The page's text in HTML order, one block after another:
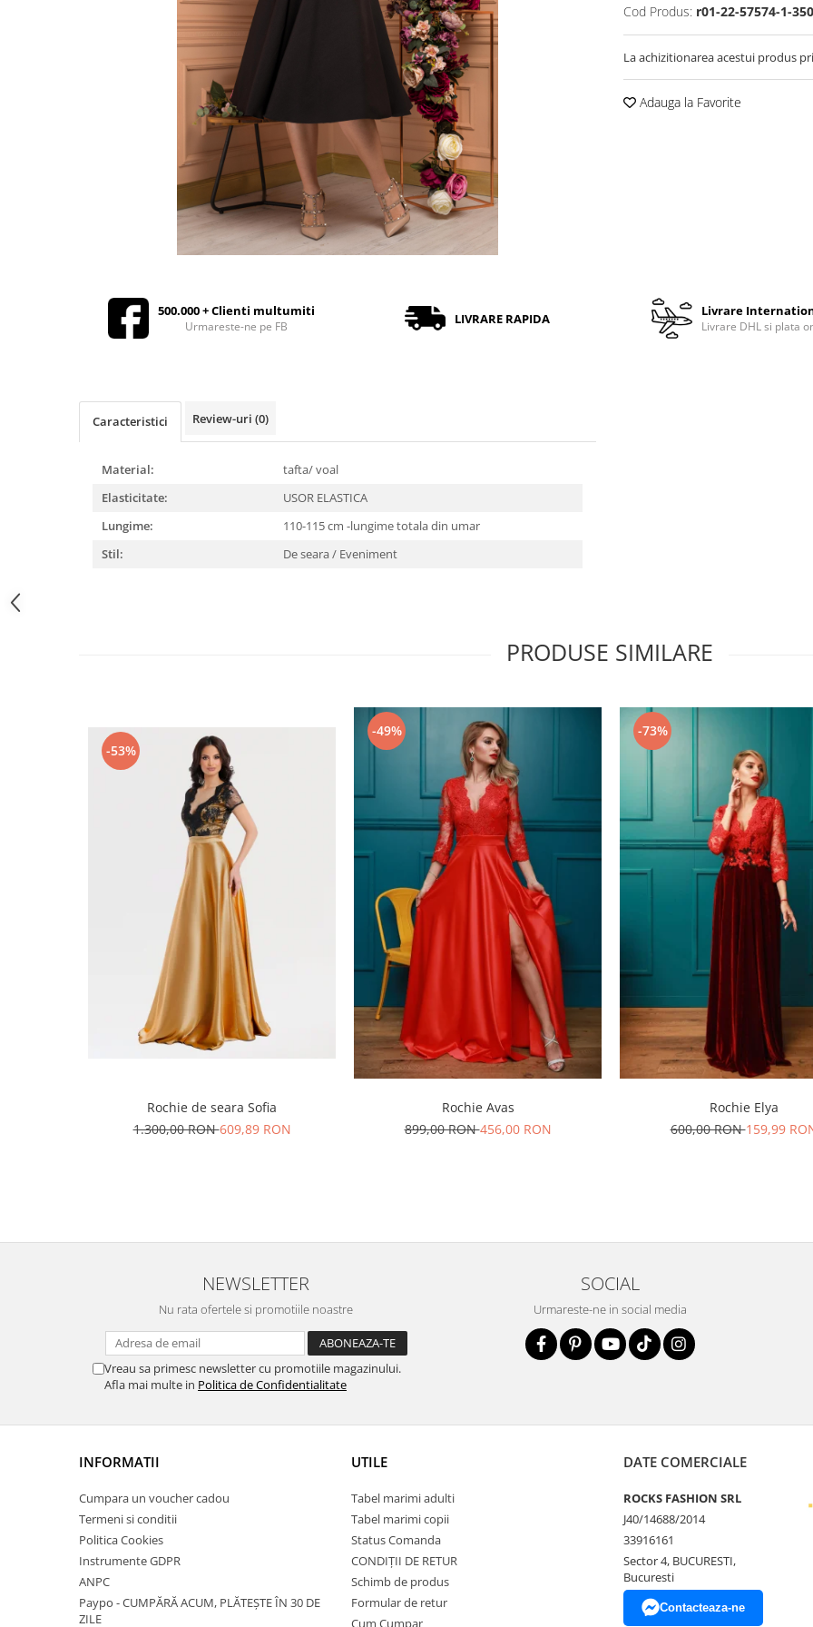
Cod Produs: r01-22-57574-1-
La achizitionarea acestui produs
Adauga la Favorite
500.000 + Clienti multumiti
Urmareste-ne pe FB LIVRARE RAPIDA Livrare
Livrare DHL si plata
Caracteristici Review-uri (0)
Material:
tafta/ voal
Elasticitate:
USOR ELASTICA
Lungime:
110-115 cm -lungime totala din umar
Stil:
De seara / Eveniment
PRODUSE SIMILARE
-53%
Rochie de seara Sofia
1.300,00 RON609,89 RON
-49%
Rochie Avas
899,00 RON456,00 RON
-73%
Rochie Elya
600,00 RON159,99
NEWSLETTER
Nu rata ofertele si promotiile noastre
Vreau sa primesc newsletter cu promotiile magazinului.
Afla mai multe in Politica de Confidentialitate
SOCIAL
Urmareste-ne in social media
INFORMATII
Cumpara un voucher cadou
Termeni si conditii
Politica Cookies
Instrumente GDPR
ANPC
Paypo - CUMPĂRĂ ACUM, PLĂTEȘTE ÎN 30 DE
ZILE
UTILE
Tabel marimi adulti
Tabel marimi copii
Status Comanda
CONDIȚII DE RETUR
Schimb de produs
Formular de retur
Cum Cumpar
DATE COMERCIALE
ROCKS FASHION SRL
J40/14688/2014
33916161
Sector 4, BUCURESTI,
Bucuresti
Contacteaza-ne